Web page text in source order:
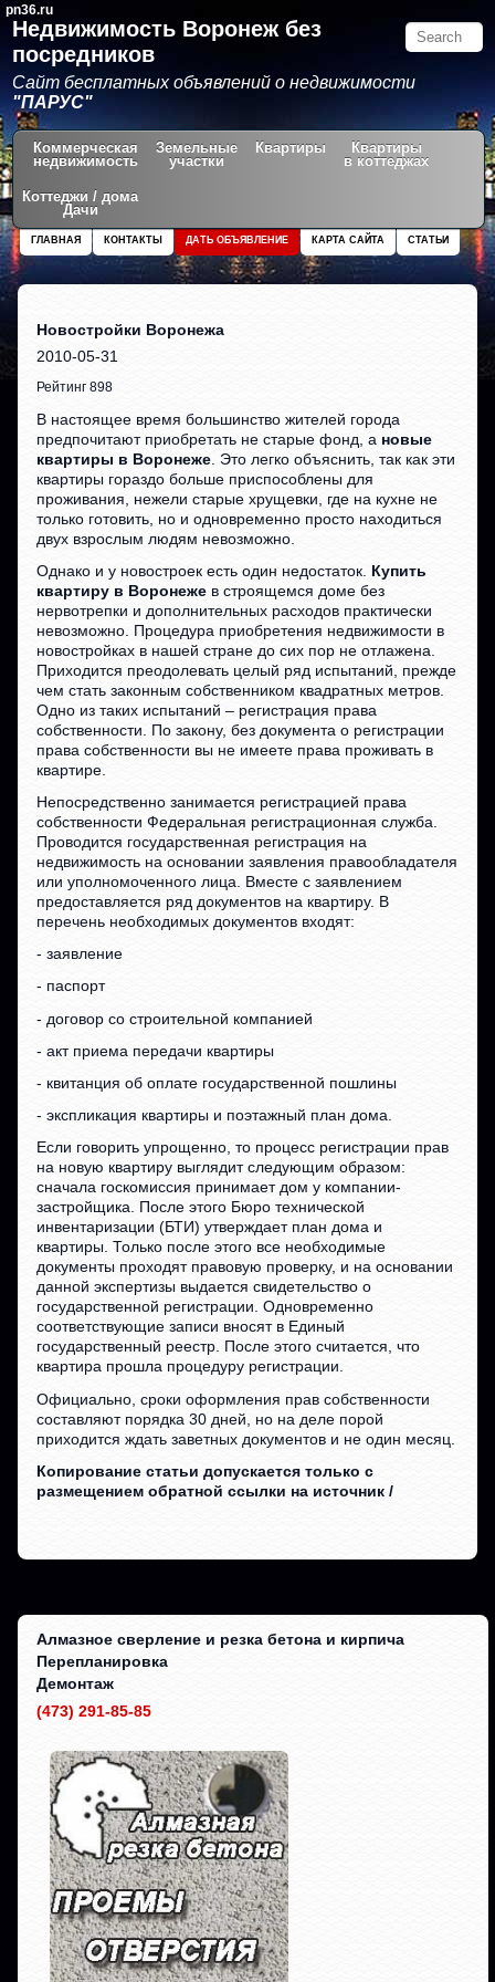
pn36.ru
Недвижимость Воронеж без
посредников
Сайт бесплатных объявлений о недвижимости
"ПАРУС"
Коммерческая
недвижимость
Земельные
участки
Квартиры
Квартиры
в коттеджах
Коттеджи / дома
Дачи
СТАТЬИ
КАРТА САЙТА
ДАТЬ ОБЪЯВЛЕНИЕ
КОНТАКТЫ
ГЛАВНАЯ
Новостройки Воронежа
2010-05-31
Рейтинг 898
В настоящее время большинство жителей города
предпочитают приобретать не старые фонд, а новые
квартиры в Воронеже . Это легко объяснить, так как эти
квартиры гораздо больше приспособлены для
проживания, нежели старые хрущевки, где на кухне не
только готовить, но и одновременно просто находиться
двух взрослым людям невозможно.
Однако и у новостроек есть один недостаток. Купить
квартиру в Воронеже в строящемся доме без
нервотрепки и дополнительных расходов практически
невозможно. Процедура приобретения недвижимости в
новостройках в нашей стране до сих пор не отлажена.
Приходится преодолевать целый ряд испытаний, прежде
чем стать законным собственником квадратных метров.
Одно из таких испытаний – регистрация права
собственности. По закону, без документа о регистрации
права собственности вы не имеете права проживать в
квартире.
Непосредственно занимается регистрацией права
собственности Федеральная регистрационная служба.
Проводится государственная регистрация на
недвижимость на основании заявления правообладателя
или уполномоченного лица. Вместе с заявлением
предоставляется ряд документов на квартиру. В
перечень необходимых документов входят:
- заявление
- паспорт
- договор со строительной компанией
- акт приема передачи квартиры
- квитанция об оплате государственной пошлины
- экспликация квартиры и поэтажный план дома.
Если говорить упрощенно, то процесс регистрации прав
на новую квартиру выглядит следующим образом:
сначала госкомиссия принимает дом у компании-
застройщика. После этого Бюро технической
инвентаризации (БТИ) утверждает план дома и
квартиры. Только после этого все необходимые
документы проходят правовую проверку, и на основании
данной экспертизы выдается свидетельство о
государственной регистрации. Одновременно
соответствующие записи вносят в Единый
государственный реестр. После этого считается, что
квартира прошла процедуру регистрации.
Официально, сроки оформления прав собственности
составляют порядка 30 дней, но на деле порой
приходится ждать заветных документов и не один месяц.
Копирование статьи допускается только с
размещением обратной ссылки на источник /
Алмазное сверление и резка бетона и кирпича
Перепланировка
Демонтаж
(473) 291-85-85